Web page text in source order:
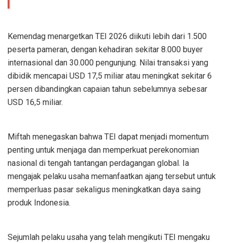
Kemendag menargetkan TEI 2026 diikuti lebih dari 1.500
peserta pameran, dengan kehadiran sekitar 8.000 buyer
internasional dan 30.000 pengunjung. Nilai transaksi yang
dibidik mencapai USD 17,5 miliar atau meningkat sekitar 6
persen dibandingkan capaian tahun sebelumnya sebesar
USD 16,5 miliar.
Miftah menegaskan bahwa TEI dapat menjadi momentum
penting untuk menjaga dan memperkuat perekonomian
nasional di tengah tantangan perdagangan global. Ia
mengajak pelaku usaha memanfaatkan ajang tersebut untuk
memperluas pasar sekaligus meningkatkan daya saing
produk Indonesia.
Sejumlah pelaku usaha yang telah mengikuti TEI mengaku